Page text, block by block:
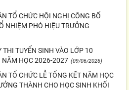
TỔ CHỨC HỘI NGHỊ CÔNG BỐ
NHIỆM PHÓ HIỆU TRƯỞNG
THI TUYỂN SINH VÀO LỚP 10
NĂM HỌC 2026-2027 (09/06/2026)
TỔ CHỨC LỄ TỔNG KẾT NĂM HỌC
THÀNH CHO HỌC SINH KHỐI